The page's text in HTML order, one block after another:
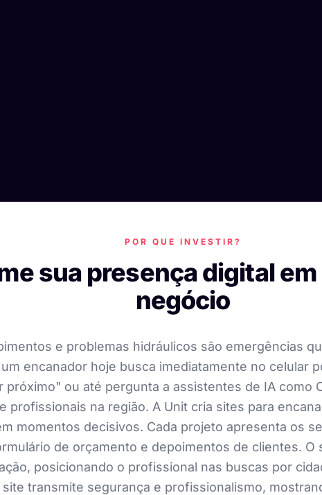
POR QUE INVESTIR?
sua presença digital
negócio
e problemas hidráulicos são emergências
encanador hoje busca imediatamente no celular
próximo" ou até pergunta a assistentes de IA como
profissionais na região. A Unit cria sites para
momentos decisivos. Cada projeto apresenta os
de orçamento e depoimentos de clientes. O
posicionando o profissional nas buscas por
transmite segurança e profissionalismo,